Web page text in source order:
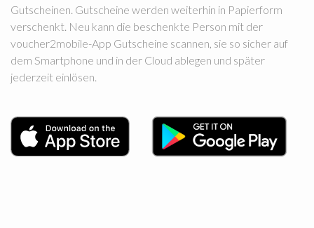
Gutscheinen. Gutscheine werden weiterhin in Papierform
verschenkt. Neu kann die beschenkte Person mit der
voucher2mobile-App Gutscheine scannen, sie so sicher auf
dem Smartphone und in der Cloud ablegen und später
jederzeit einlösen.